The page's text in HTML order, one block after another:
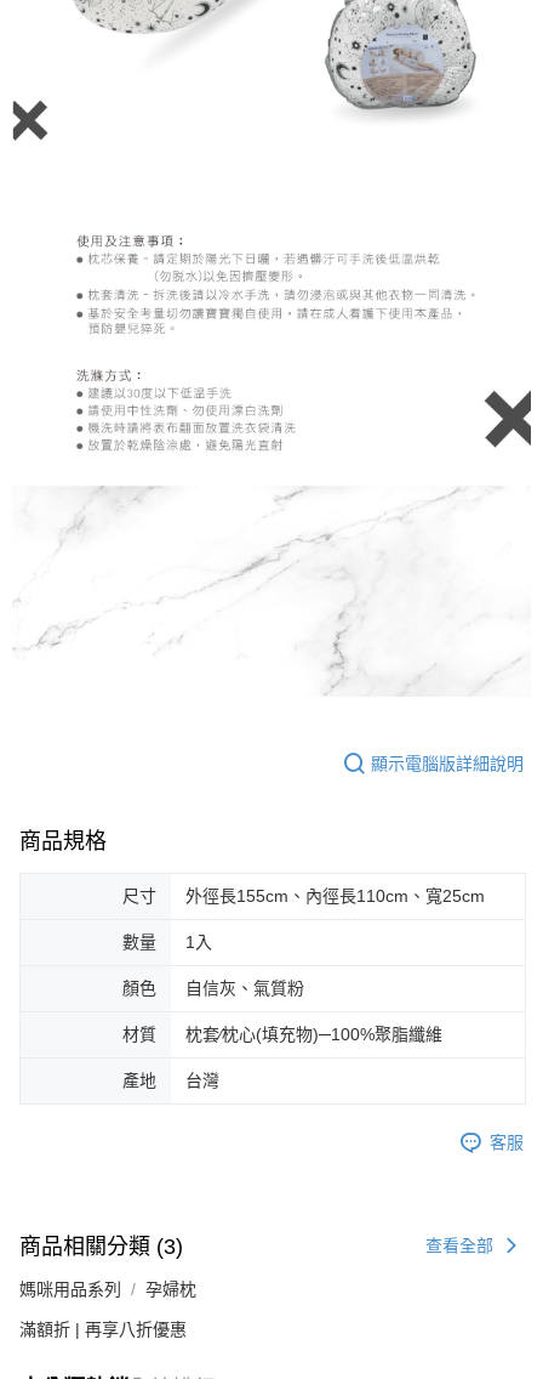
顯示電腦版詳細說明
商品規格
尺寸 外徑長155cm、內徑長110cm、寬25cm
數量 1入
顏色 自信灰、氣質粉
材質 枕套∕枕心(填充物)─100%聚脂纖維
產地 台灣
客服
商品相關分類 (3) 查看全部
媽咪用品系列 孕婦枕
滿額折 | 再享八折優惠